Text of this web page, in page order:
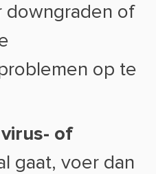
downgraden of
op te
virus- of
gaat, voer dan